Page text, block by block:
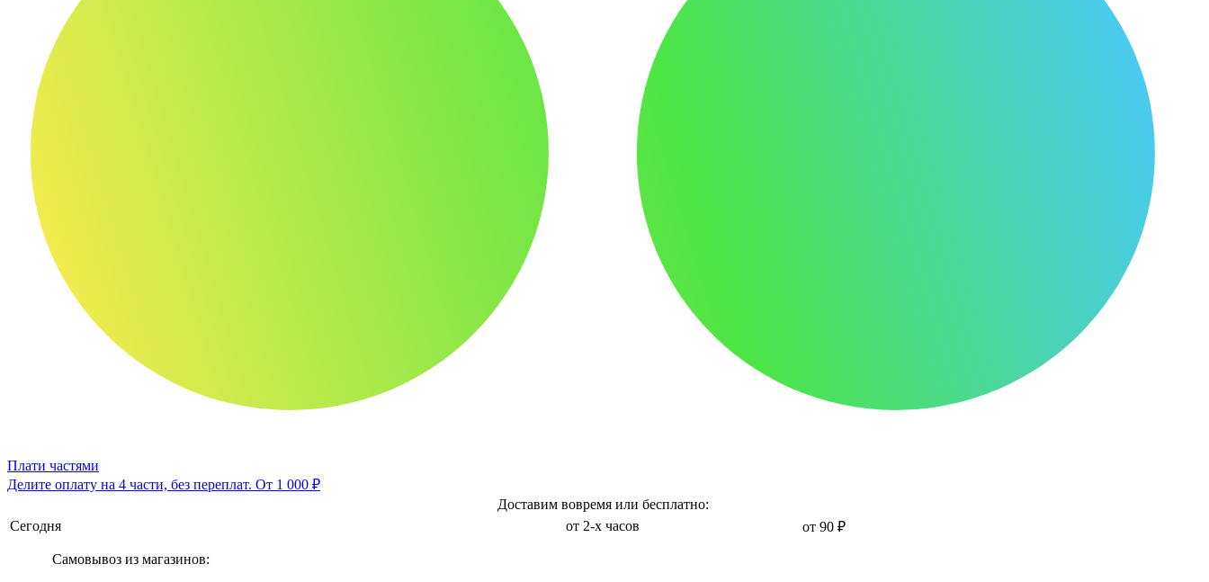
Плати частями
Делите оплату на 4 части, без переплат. От 1 000 ₽
Доставим вовремя или бесплатно:
Сегодня
от 2-х часов от 90 ₽
Самовывоз из магазинов: